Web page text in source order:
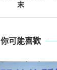
末
你可能喜歡